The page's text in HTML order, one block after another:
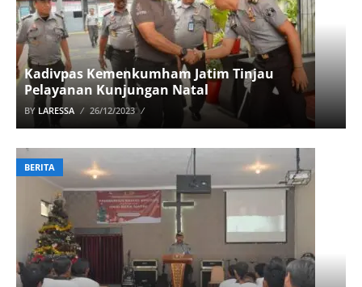
Kadivpas Kemenkumham Jatim Tinjau
Pelayanan Kunjungan Natal
BY LARESSA 26/12/2023
BERITA